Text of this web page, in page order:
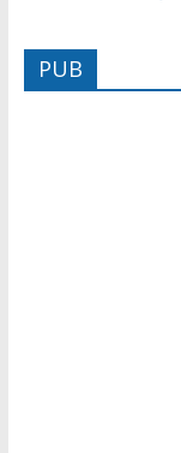
PUB